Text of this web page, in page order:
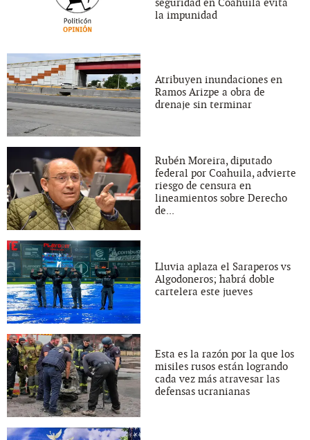
seguridad en Coahuila evita
la impunidad
Atribuyen inundaciones en
Ramos Arizpe a obra de
drenaje sin terminar
Rubén Moreira, diputado
federal por Coahuila, advierte
riesgo de censura en
lineamientos sobre Derecho
de...
Lluvia aplaza el Saraperos vs
Algodoneros; habrá doble
cartelera este jueves
Esta es la razón por la que los
misiles rusos están logrando
cada vez más atravesar las
defensas ucranianas